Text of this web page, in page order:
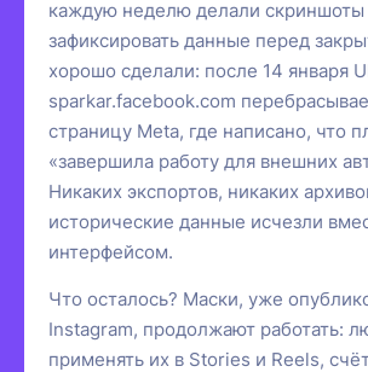
каждую неделю делали скриншоты
зафиксировать данные перед
хорошо сделали: после 14 января
sparkar.facebook.com
страницу Meta, где написано, что
«завершила работу для внешних
Никаких экспортов, никаких
исторические данные исчезли
интерфейсом.
Что осталось? Маски, уже
Instagram, продолжают работать:
применять их в Stories и Reels,